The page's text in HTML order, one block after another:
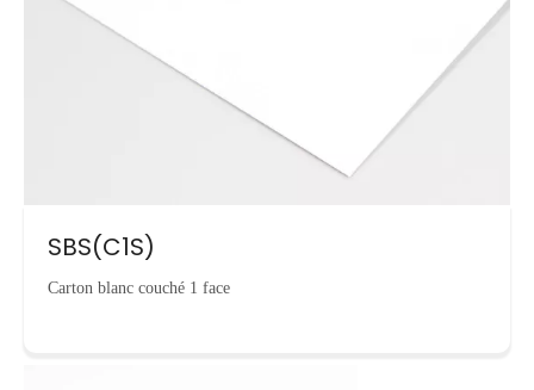
SBS(C1S)
Carton blanc couché 1 face